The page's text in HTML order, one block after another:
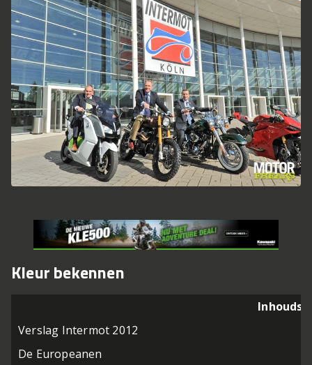
Kleur bekennen
Verslag Intermot 2012
De Europeanen